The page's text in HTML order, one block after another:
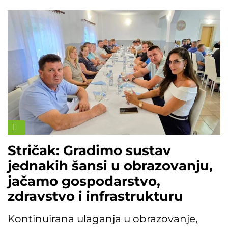
Stričak: Gradimo sustav
jednakih šansi u obrazovanju,
jačamo gospodarstvo,
zdravstvo i infrastrukturu
Kontinuirana ulaganja u obrazovanje,